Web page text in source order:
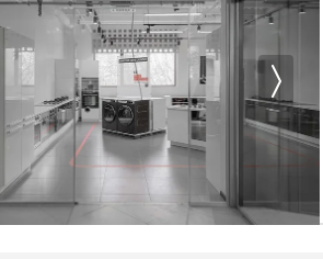
воздуха
оборудование
Viking
Zigmund Shtain